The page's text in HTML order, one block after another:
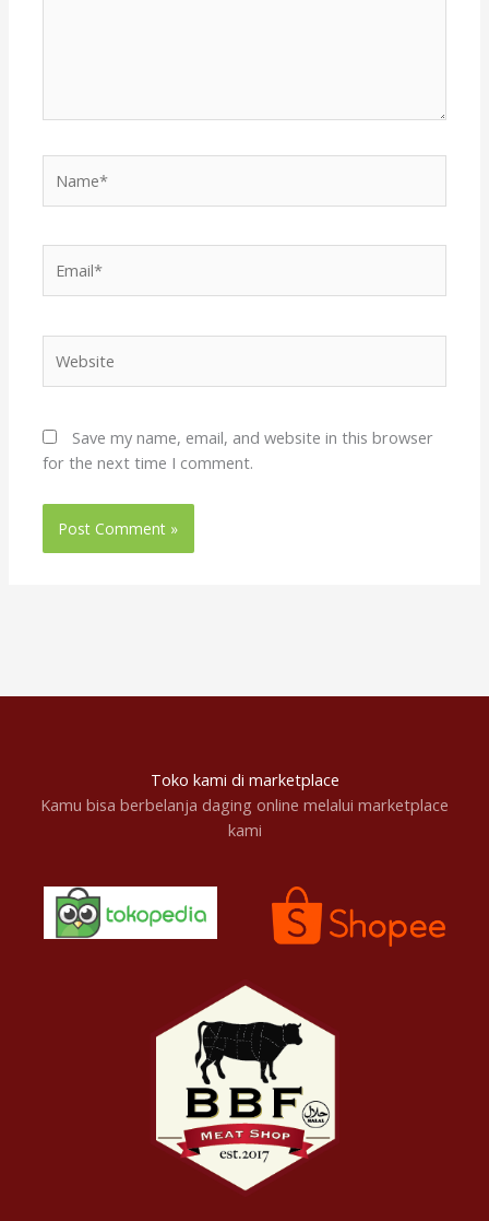
Save my name, email, and website in this browser
for the next time I comment.
Toko kami di marketplace
Kamu bisa berbelanja daging online melalui marketplace
kami